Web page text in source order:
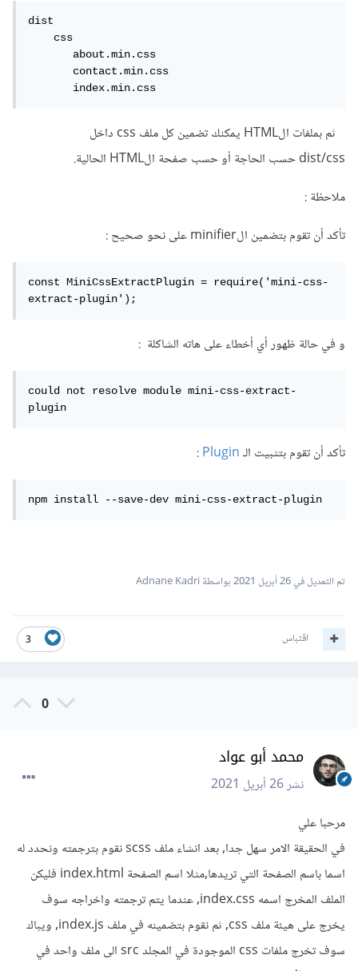
dist
    css
       about.min.css
       contact.min.css
       index.min.css
ثم بملفات الHTML يمكنك تضمين كل ملف css داخل
dist/css حسب الحاجة أو حسب صفحة الHTML الحالية.
ملاحظة :
تأكد أن تقوم بتضمين الminifier على نحو صحيح :
const MiniCssExtractPlugin = require('mini-css-
extract-plugin');
و في حالة ظهور أي أخطاء على هاته الشاكلة :
could not resolve module mini-css-extract-
plugin
تأكد أن تقوم بتثبيت الـPlugin
:
npm install --save-dev mini-css-extract-plugin
تم التعديل في26 أبريل 2021 بواسطة Adnane Kadri
3 اقتباس
0
محمد أبو عواد
نشر26 أبريل 2021
مرحبا علي
في الحقيقة الامر سهل جدا, بعد انشاء ملف scss نقوم بترجمته ونحدد له
اسما باسم الصفحة التي تريدها,مثلا اسم الصفحة index.html فليكن
الملف المخرج اسمه index.css, عندما يتم ترجمته واخراجه سوف
يخرج على هيئة ملف css, ثم نقوم بتضمينه في ملف index.js, ويباك
سوف تخرج ملفات css الموجودة في المجلد src الى ملف واحد في